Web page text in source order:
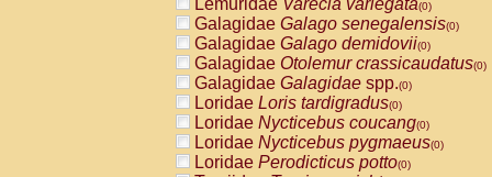
AtelidaeAlouatta seniculus(0)
AtelidaeAlouattaspp.(0)
AtelidaeAteles belzebuth(0)
AtelidaeAteles geoffroyi(0)
AtelidaeAteles paniscus(0)
AtelidaeAtelesspp.(0)
AtelidaeLagothrix lagothricha(0)
AtelidaeLagothrix lagothricha cana
PitheciidaeCacajao calvus
Lemuridae Varecia variegata(0)
Galagidae Galago senegalensis(0)
Galagidae Galago demidovii(0)
Galagidae Otolemur crassicaudatus(0)
Galagidae Galagidae spp.(0)
Loridae Loris tardigradus(0)
Loridae Nycticebus coucang(0)
Loridae Nycticebus pygmaeus(0)
Loridae Perodicticus potto(0)